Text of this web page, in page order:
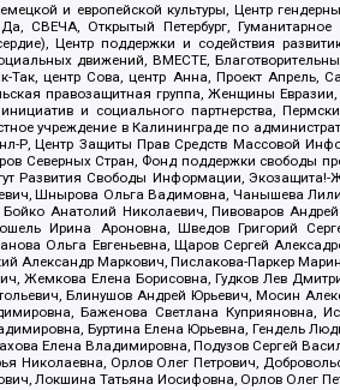
и европейской культуры, Центр
Открытый Петербург, Гуманитарное
Центр поддержки и содействия
движений, ВМЕСТЕ,
Так, центр Сова, центр Анна, Проект
правозащитная группа, Женщины
и социального партнерства,
учреждение в Калининграде по
Р, Центр Защиты Прав Средств Массовой
Северных Стран, Фонд поддержки свободы
Развития Свободы Информации,
Шнырова Ольга Вадимовна, Чанышева
Анатолий Николаевич, Пивоваров
Ирина Ароновна, Шведов Григорий
Ольга Евгеньевна, Щаров Сергей
Александр Маркович, Пислакова-Паркер
Жемкова Елена Борисовна, Гудков Лев
Блинушов Андрей Юрьевич, Мосин
Баженова Светлана Куприяновна,
Буртина Елена Юрьевна, Гендель
Елена Владимировна, Подузов Сергей
Николаевна, Орлов Олег Петрович,
Локшина Татьяна Иосифовна, Орлов Олег